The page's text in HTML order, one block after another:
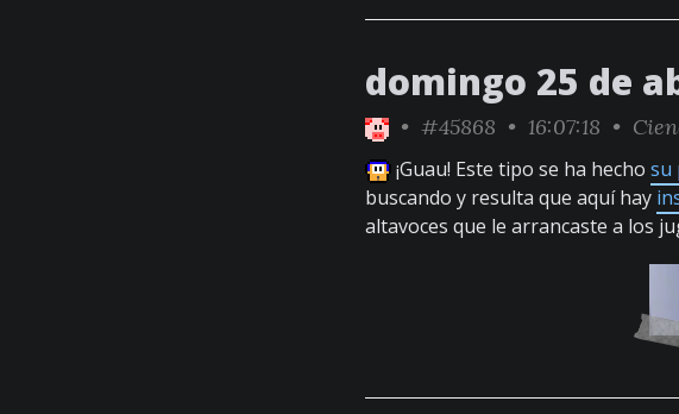
domingo 25 de
• #45868 • 16:07:18 •
¡Guau! Este tipo se ha hecho su
buscando y resulta que aquí hay
altavoces que le arrancaste a los